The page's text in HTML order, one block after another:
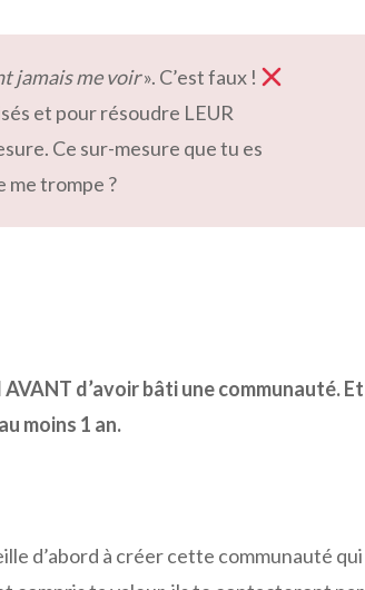
jamais me voir». C’est faux !
et pour résoudre LEUR
Ce sur-mesure que tu es
me trompe ?
d’avoir bâti une communauté. Et
moins 1 an.
d’abord à créer cette communauté qui